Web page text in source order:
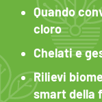
Quando
cloro
Chelati e
Rilievi
smart della